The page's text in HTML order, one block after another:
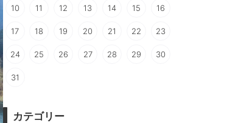
10 11 12 13 14 15 16
17 18 19 20 21 22 23
24 25 26 27 28 29 30
31
カテゴリー